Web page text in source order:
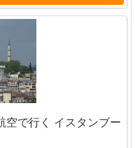
空で行く イスタンブー